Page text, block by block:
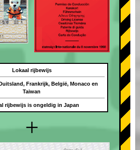
+
Lokaal rijbewijs
Frankrijk, België, Monaco en
Taiwan
rijbewijs is ongeldig in Japan